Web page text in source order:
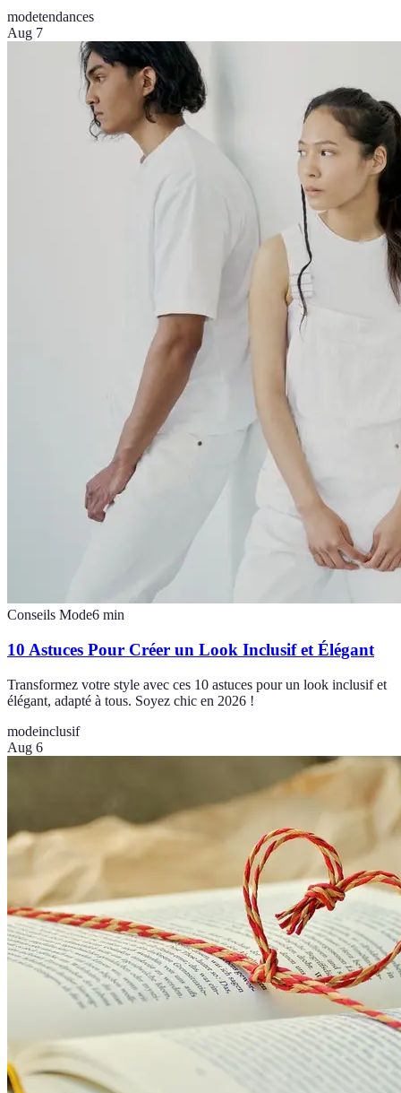
modetendances
Aug 7
Conseils Mode6 min
10 Astuces Pour Créer un Look Inclusif et Élégant
Transformez votre style avec ces 10 astuces pour un look inclusif et
élégant, adapté à tous. Soyez chic en 2026 !
modeinclusif
Aug 6